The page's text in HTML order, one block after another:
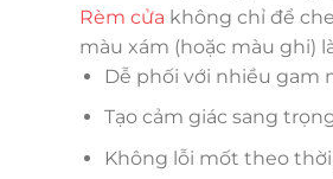
Rèm cửa không chỉ để
màu xám (hoặc màu ghi)
Dễ phối với nhiều gam
Tạo cảm giác sang
Không lỗi mốt theo